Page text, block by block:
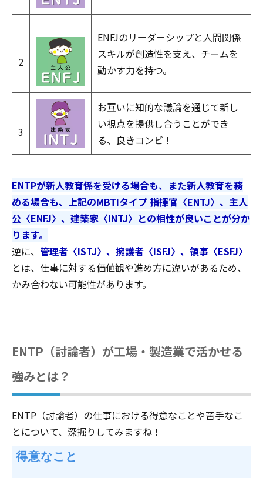
2
ENFJのリーダーシップと人間関係
スキルが創造性を支え、チームを
動かす力を持つ。
3
お互いに知的な議論を通じて新し
い視点を提供し合うことができ
る、良きコンビ！
ENTPが新人教育係を受ける場合も、また新人教育を務
める場合も、上記のMBTIタイプ 指揮官〈ENTJ〉、主人
公〈ENFJ〉、建築家〈INTJ〉との相性が良いことが分か
ります。
逆に、 管理者〈ISTJ〉、擁護者〈ISFJ〉、領事〈ESFJ〉
とは、仕事に対する価値観や進め方に違いがあるため、
かみ合わない可能性があります。
ENTP（討論者）が工場・製造業で活かせる
強みとは？
ENTP（討論者）の仕事における得意なことや苦手なこ
とについて、深掘りしてみますね！
得意なこと